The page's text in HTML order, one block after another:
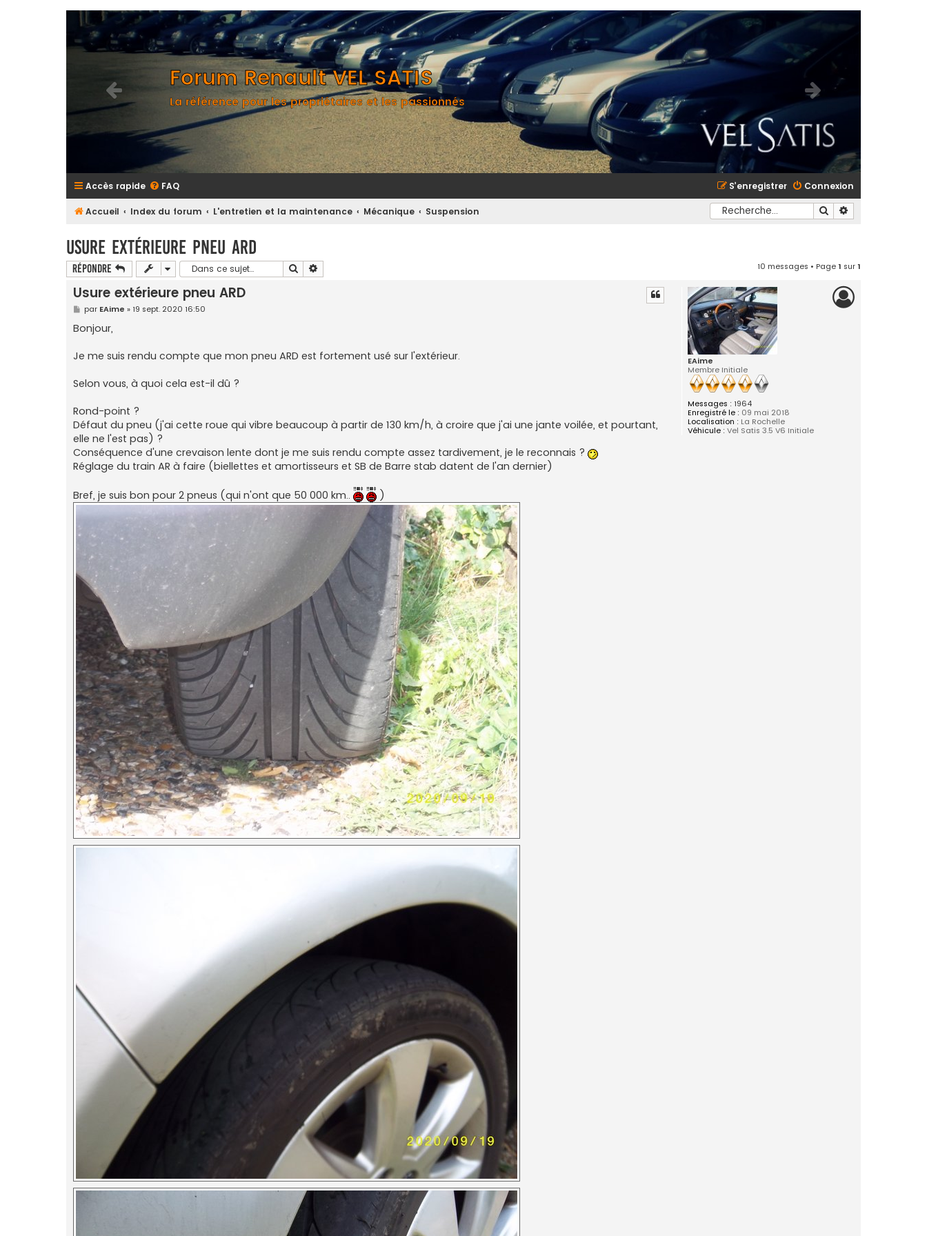
Forum Renault VEL SATIS
La référence pour les propriétaires et les passionnés
Accès rapide FAQ Connexion
S’enregistrer
Accueil Index du forum L'entretien et la maintenance Mécanique Suspension Rechercher
Usure extérieure pneu ARD
Répondre Rechercher 10 messages • Page1 sur1
EAime
Membre Initiale
Messages : 1964
Enregistré le : 09 mai 2018
Localisation : La Rochelle
Véhicule : Vel Satis 3.5 V6 Initiale
Usure extérieure pneu ARD
M
e
s
s
g
e
par EAime » 19 sept. 2020 16:50
Bonjour,
Je me suis rendu compte que mon pneu ARD est fortement usé sur l'extérieur.
Selon vous, à quoi cela est-il dû ?
Rond-point ?
Défaut du pneu (j'ai cette roue qui vibre beaucoup à partir de 130 km/h, à croire que j'ai une jante voilée, et pourtant,
elle ne l'est pas) ?
Conséquence d'une crevaison lente dont je me suis rendu compte assez tardivement, je le reconnais ?
Réglage du train AR à faire (biellettes et amortisseurs et SB de Barre stab datent de l'an dernier)
Bref, je suis bon pour 2 pneus (qui n'ont que 50 000 km.. )